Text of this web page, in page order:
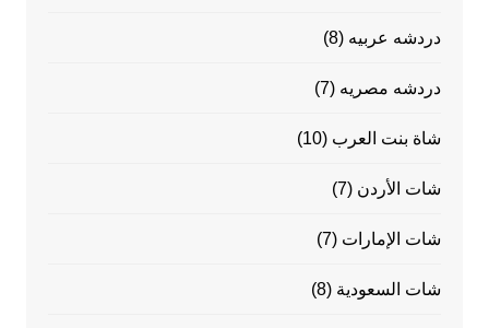
دردشه عربيه (8)
دردشه مصريه (7)
شاة بنت العرب (10)
شات الأردن (7)
شات الإمارات (7)
شات السعودية (8)